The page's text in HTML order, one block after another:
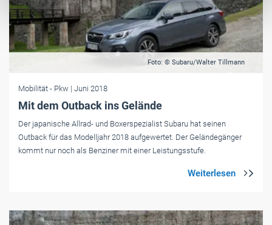
Foto: © Subaru/Walter Tillmann
Mobilität - Pkw | Juni 2018
Mit dem Outback ins Gelände
Der japanische Allrad- und Boxerspezialist Subaru hat seinen
Outback für das Modelljahr 2018 aufgewertet. Der Geländegänger
kommt nur noch als Benziner mit einer Leistungsstufe.